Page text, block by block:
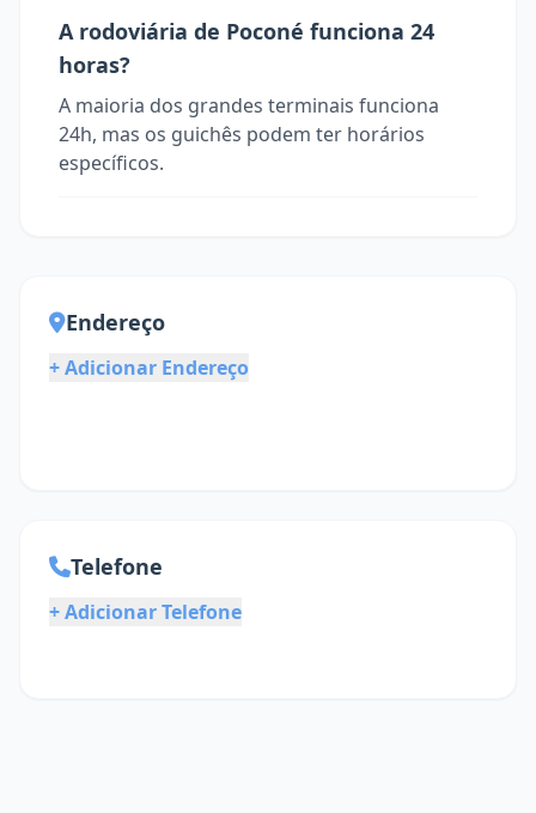
A rodoviária de Poconé funciona 24
horas?
A maioria dos grandes terminais funciona
24h, mas os guichês podem ter horários
específicos.
Endereço
+ Adicionar Endereço
Telefone
+ Adicionar Telefone